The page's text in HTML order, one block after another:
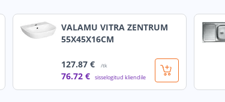
VALAMU VITRA ZENTRUM
55X45X16CM
127.87 € /tk
76.72 € sisselogitud kliendile